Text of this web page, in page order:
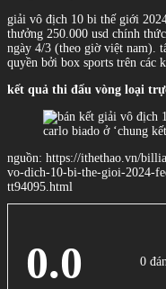
giải vô địch 10 bi thế giới
thưởng 250.000 usd chính
ngày 4/3 (theo giờ việt nam).
quyền bởi box sports trên các
kết quả thi đấu vòng loại
nguồn: https://ithethao.vn/
vo-dich-10-bi-the-gioi-2024-
tt94095.html
0.0 0